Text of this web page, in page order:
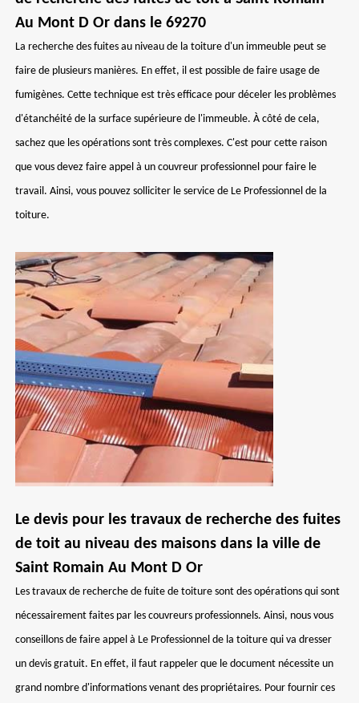
Au Mont D Or dans le 69270
La recherche des fuites au niveau de la toiture d'un immeuble peut se
faire de plusieurs manières. En effet, il est possible de faire usage de
fumigènes. Cette technique est très efficace pour déceler les problèmes
d'étanchéité de la surface supérieure de l'immeuble. À côté de cela,
sachez que les opérations sont très complexes. C'est pour cette raison
que vous devez faire appel à un couvreur professionnel pour faire le
travail. Ainsi, vous pouvez solliciter le service de Le Professionnel de la
toiture.
Le devis pour les travaux de recherche des fuites
de toit au niveau des maisons dans la ville de
Saint Romain Au Mont D Or
Les travaux de recherche de fuite de toiture sont des opérations qui sont
nécessairement faites par les couvreurs professionnels. Ainsi, nous vous
conseillons de faire appel à Le Professionnel de la toiture qui va dresser
un devis gratuit. En effet, il faut rappeler que le document nécessite un
grand nombre d'informations venant des propriétaires. Pour fournir ces